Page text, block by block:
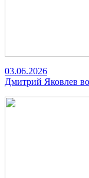
03.06.2026
Дмитрий Яковлев